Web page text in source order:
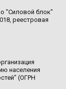
"Силовой блок"
реестровая
населения
(ОГРН